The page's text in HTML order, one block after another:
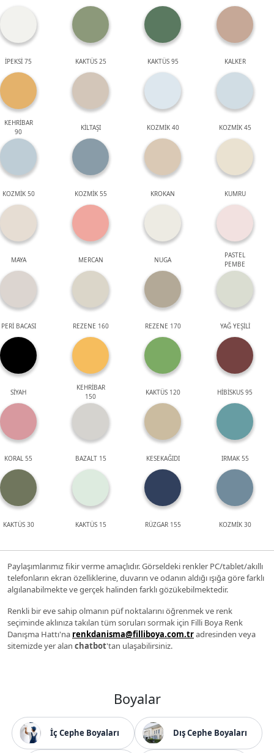
İPEKSİ 75 KAKTÜS 25 KAKTÜS 95 KALKER
KEHRİBAR
90
KİLTAŞI KOZMİK 40 KOZMİK 45
KOZMİK 50 KOZMİK 55 KROKAN KUMRU
MAYA MERCAN NUGA
PASTEL
PEMBE
PERİ BACASI REZENE 160 REZENE 170 YAĞ YEŞİLİ
SİYAH
KEHRİBAR
150
KAKTÜS 120 HİBİSKUS 95
KORAL 55 BAZALT 15 KESEKAĞIDI IRMAK 55
KAKTÜS 30 KAKTÜS 15 RÜZGAR 155 KOZMİK 30
Paylaşımlarımız fikir verme amaçlıdır. Görseldeki renkler PC/tablet/akıllı
telefonların ekran özelliklerine, duvarın ve odanın aldığı ışığa göre farklı
algılanabilmekte ve gerçek halinden farklı gözükebilmektedir.
Renkli bir eve sahip olmanın püf noktalarını öğrenmek ve renk
seçiminde aklınıza takılan tüm soruları sormak için Filli Boya Renk
Danışma Hattı'na renkdanisma@filliboya.com.tradresinden veya
sitemizde yer alan chatbot'tan ulaşabilirsiniz.
Boyalar
İç Cephe Boyaları Dış Cephe Boyaları